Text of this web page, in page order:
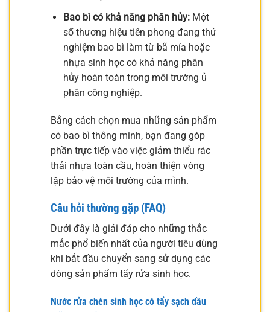
Bao bì có khả năng phân hủy:Một
số thương hiệu tiên phong đang thử
nghiệm bao bì làm từ bã mía hoặc
nhựa sinh học có khả năng phân
hủy hoàn toàn trong môi trường ủ
phân công nghiệp.
Bằng cách chọn mua những sản phẩm
có bao bì thông minh, bạn đang góp
phần trực tiếp vào việc giảm thiểu rác
thải nhựa toàn cầu, hoàn thiện vòng
lặp bảo vệ môi trường của mình.
Câu hỏi thường gặp (FAQ)
Dưới đây là giải đáp cho những thắc
mắc phổ biến nhất của người tiêu dùng
khi bắt đầu chuyển sang sử dụng các
dòng sản phẩm tẩy rửa sinh học.
Nước rửa chén sinh học có tẩy sạch dầu